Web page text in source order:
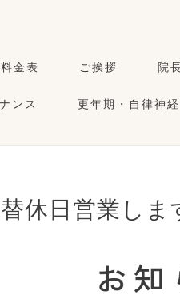
料金表 ご挨拶 院
ンス 更年期・自律神
休日営業しま